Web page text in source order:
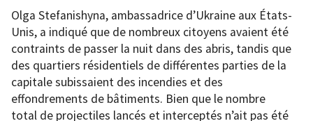
Olga Stefanishyna, ambassadrice d’Ukraine aux États-
Unis, a indiqué que de nombreux citoyens avaient été
contraints de passer la nuit dans des abris, tandis que
des quartiers résidentiels de différentes parties de la
capitale subissaient des incendies et des
effondrements de bâtiments. Bien que le nombre
total de projectiles lancés et interceptés n’ait pas été